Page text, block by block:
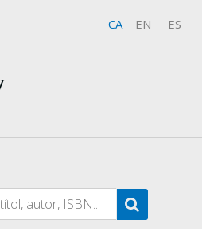
CA EN ES